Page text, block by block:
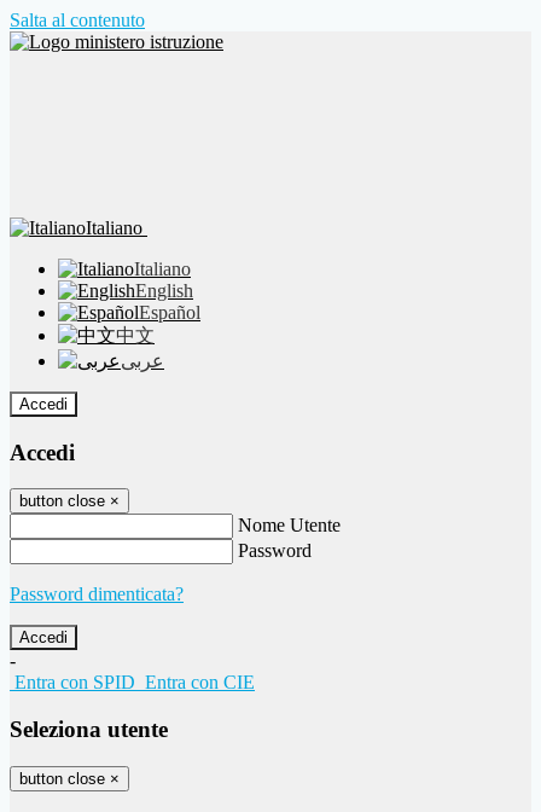
Salta al contenuto
Italiano
Italiano
English
Español
中文
عربى
Accedi
Accedi
button close ×
Nome Utente
Password
Password dimenticata?
-
Entra con SPID Entra con CIE
Seleziona utente
button close ×